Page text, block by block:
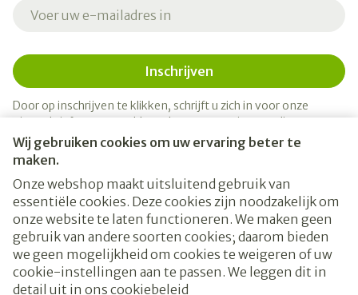
Wij gebruiken cookies om uw ervaring beter te
maken.
Onze webshop maakt uitsluitend gebruik van
essentiële cookies. Deze cookies zijn noodzakelijk om
onze website te laten functioneren. We maken geen
gebruik van andere soorten cookies; daarom bieden
we geen mogelijkheid om cookies te weigeren of uw
cookie-instellingen aan te passen. We leggen dit in
detail uit in ons cookiebeleid
Inschrijven
Door op inschrijven te klikken, schrijft u zich in voor onze
nieuwsbrief en gaat u akkoord met onzeprivacy policy.
Juridische links